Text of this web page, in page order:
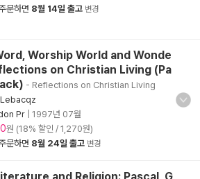
문하면 8월 14일 출고 변경
Worship World and Wonde
on Christian Living (Pa
- Reflections on Christian Living
Pr
1997년 07월
원 (18% 할인 / 1,270원)
문하면 8월 24일 출고 변경